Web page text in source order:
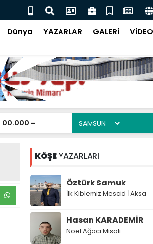
Genç İHH Muhabbet Okulu
Dünya YAZARLAR GALERİ VİDEO
00.000
KÖŞEYAZARLARI
Öztürk Samuk
İlk Kıblemiz Mescid İ Aksa
Hasan KARADEMİR
Noel Ağaci Misali